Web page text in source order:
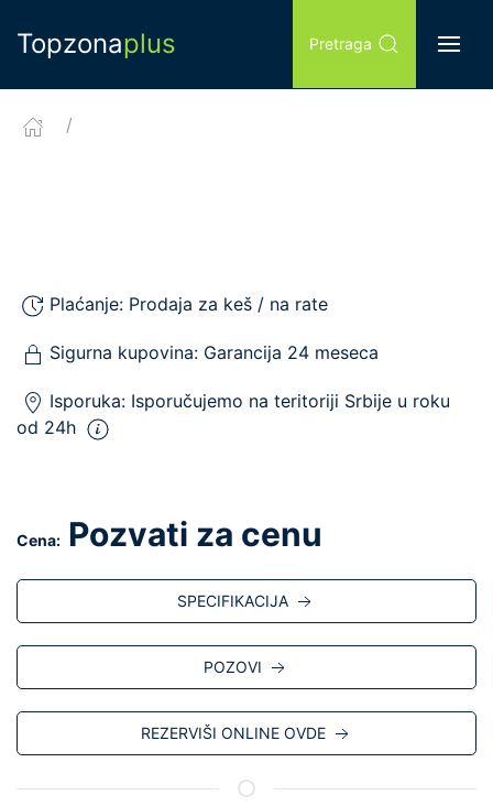
Topzonaplus Pretraga
Plaćanje: Prodaja za keš / na rate
Sigurna kupovina: Garancija 24 meseca
Isporuka: Isporučujemo na teritoriji Srbije u roku
od 24h
Cena: Pozvati za cenu
SPECIFIKACIJA
POZOVI
REZERVIŠI ONLINE OVDE